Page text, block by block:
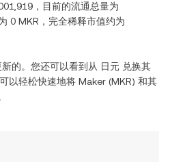
，目前的流通总量为
0 MKR ，完全稀释市值约为
的。您还可以看到从 日元 兑换其
以轻松快速地将 Maker (MKR) 和其